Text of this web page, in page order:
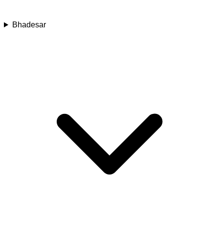
Bhadesar